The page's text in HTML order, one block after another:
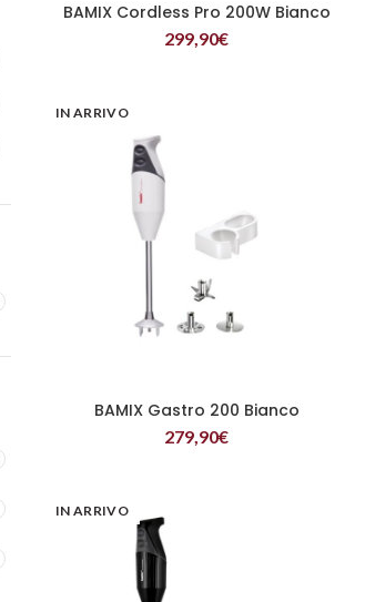
LEGGI TUTTO
BAMIX Cordless Pro 200W Bianco
299,90€
IN ARRIVO
LEGGI TUTTO
BAMIX Gastro 200 Bianco
279,90€
IN ARRIVO